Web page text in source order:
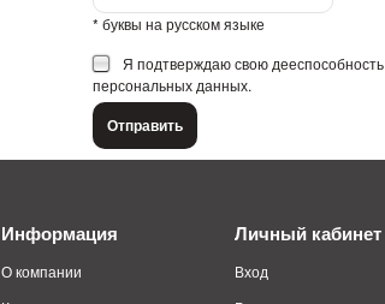
* буквы на русском языке
Я подтверждаю свою
персональных данных.
Информация
О компании
Личный кабинет
Вход